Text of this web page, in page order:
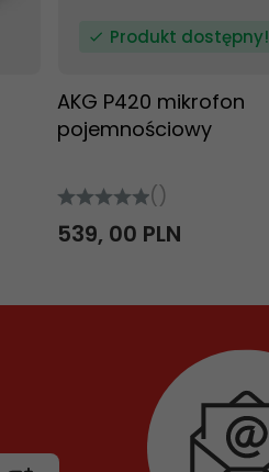
Produkt dostępny!
AKG P420 mikrofon
pojemnościowy
()
539, 00 PLN